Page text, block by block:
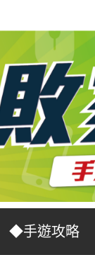
◆手遊攻略